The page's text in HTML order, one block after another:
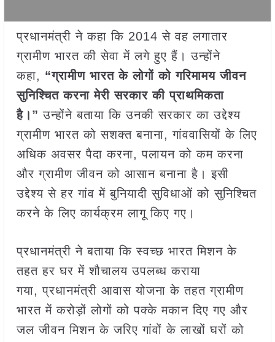
प्रधानमंत्री ने कहा कि 2014 से वह लगातार
ग्रामीण भारत की सेवा में लगे हुए हैं। उन्होंने
कहा, “ग्रामीण भारत के लोगों को गरिमामय जीवन
सुनिश्चित करना मेरी सरकार की प्राथमिकता
है।” उन्होंने बताया कि उनकी सरकार का उद्देश्य
ग्रामीण भारत को सशक्त बनाना, गांववासियों के लिए
अधिक अवसर पैदा करना, पलायन को कम करना
और ग्रामीण जीवन को आसान बनाना है। इसी
उद्देश्य से हर गांव में बुनियादी सुविधाओं को सुनिश्चित
करने के लिए कार्यक्रम लागू किए गए।
प्रधानमंत्री ने बताया कि स्वच्छ भारत मिशन के
तहत हर घर में शौचालय उपलब्ध कराया
गया, प्रधानमंत्री आवास योजना के तहत ग्रामीण
भारत में करोड़ों लोगों को पक्के मकान दिए गए और
जल जीवन मिशन के जरिए गांवों के लाखों घरों को